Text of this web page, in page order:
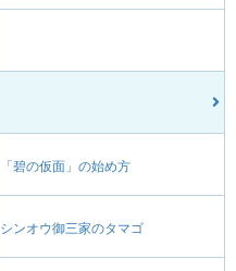
「碧の仮面」の始め方
シンオウ御三家のタマゴ